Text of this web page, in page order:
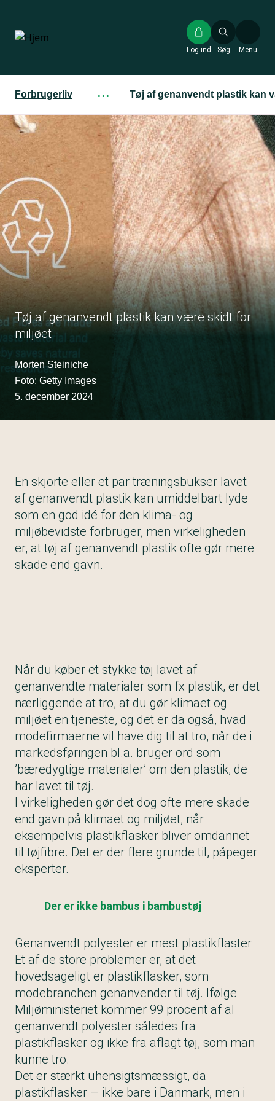
hovedindhold
Søg
Log ind Menu
Forbrugerliv ··· Tøj af genanvendt plastik kan
Tøj af genanvendt plastik kan være skidt for
miljøet
Morten Steiniche
Foto: Getty Images
5. december 2024
En skjorte eller et par træningsbukser lavet
af genanvendt plastik kan umiddelbart lyde
som en god idé for den klima- og
miljøbevidste forbruger, men virkeligheden
er, at tøj af genanvendt plastik ofte gør mere
skade end gavn.
Når du køber et stykke tøj lavet af
genanvendte materialer som fx plastik, er det
nærliggende at tro, at du gør klimaet og
miljøet en tjeneste, og det er da også, hvad
modefirmaerne vil have dig til at tro, når de i
markedsføringen bl.a. bruger ord som
’bæredygtige materialer’ om den plastik, de
har lavet til tøj.
I virkeligheden gør det dog ofte mere skade
end gavn på klimaet og miljøet, når
eksempelvis plastikflasker bliver omdannet
til tøjfibre. Det er der flere grunde til, påpeger
eksperter.
Der er ikke bambus i bambustøj
Genanvendt polyester er mest plastikflaster
Et af de store problemer er, at det
hovedsageligt er plastikflasker, som
modebranchen genanvender til tøj. Ifølge
Miljøministeriet kommer 99 procent af al
genanvendt polyester således fra
plastikflasker og ikke fra aflagt tøj, som man
kunne tro.
Det er stærkt uhensigtsmæssigt, da
plastikflasker – ikke bare i Danmark, men i